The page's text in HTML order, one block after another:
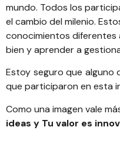
mundo. Todos los
el cambio del milenio.
conocimientos diferentes
bien y aprender a
Estoy seguro que alguno
que participaron en esta
Como una imagen vale
ideas y Tu valor es